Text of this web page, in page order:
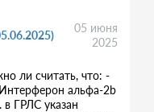
05 июня
2025
ли считать, что: -
альфа-2b
ГРЛС указан